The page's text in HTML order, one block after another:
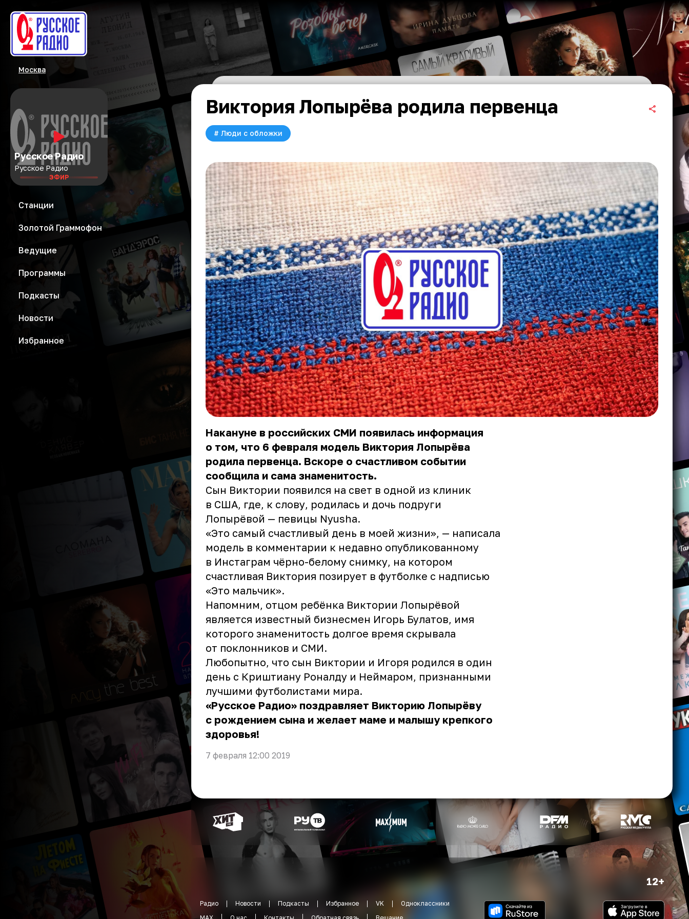
Москва
Русское Радио
Русское Радио
ЭФИР
Станции
Золотой Граммофон
Ведущие
Программы
Подкасты
Новости
Избранное
Виктория Лопырёва родила первенца
# Люди с обложки
Накануне в российских СМИ появилась информация
о том, что 6 февраля модель Виктория Лопырёва
родила первенца. Вскоре о счастливом событии
сообщила и сама знаменитость.
Сын Виктории появился на свет в одной из клиник
в США, где, к слову, родилась и дочь подруги
Лопырёвой — певицы Nyusha.
«Это самый счастливый день в моей жизни», — написала
модель в комментарии к недавно опубликованному
в Инстаграм чёрно-белому снимку, на котором
счастливая Виктория позирует в футболке с надписью
«Это мальчик».
Напомним, отцом ребёнка Виктории Лопырёвой
является известный бизнесмен Игорь Булатов, имя
которого знаменитость долгое время скрывала
от поклонников и СМИ.
Любопытно, что сын Виктории и Игоря родился в один
день с Криштиану Роналду и Неймаром, признанными
лучшими футболистами мира.
«Русское Радио» поздравляет Викторию Лопырёву
с рождением сына и желает маме и малышу крепкого
здоровья!
7 февраля 12:00 2019
12+
Радио Новости Подкасты Избранное VK
Одноклассники